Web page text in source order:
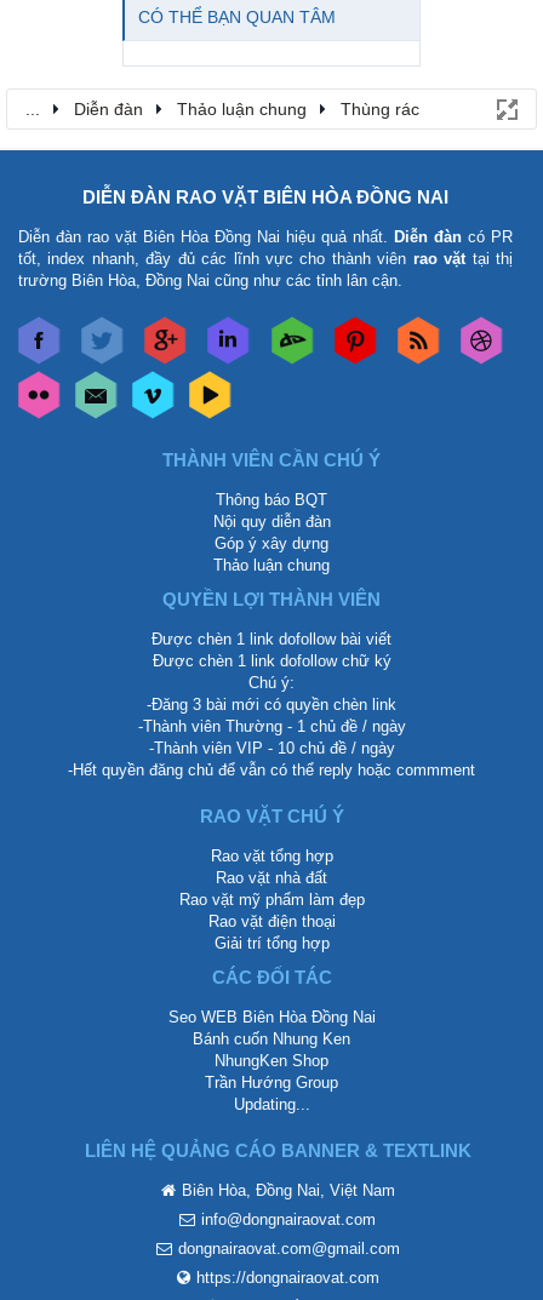
CÓ THỂ BẠN QUAN TÂM
Diễn đàn Thảo luận chung Thùng rác
DIỄN ĐÀN RAO VẶT BIÊN HÒA ĐỒNG NAI
Diễn đàn rao vặt Biên Hòa Đồng Nai hiệu quả nhất. Diễn đàn có PR
tốt, index nhanh, đầy đủ các lĩnh vực cho thành viên rao vặt tại thị
trường Biên Hòa, Đồng Nai cũng như các tỉnh lân cận.
THÀNH VIÊN CẦN CHÚ Ý
Thông báo BQT
Nội quy diễn đàn
Góp ý xây dựng
Thảo luận chung
QUYỀN LỢI THÀNH VIÊN
Được chèn 1 link dofollow bài viết
Được chèn 1 link dofollow chữ ký
Chú ý:
-Đăng 3 bài mới có quyền chèn link
-Thành viên Thường - 1 chủ đề / ngày
-Thành viên VIP - 10 chủ đề / ngày
-Hết quyền đăng chủ để vẫn có thể reply hoặc commment
RAO VẶT CHÚ Ý
Rao vặt tổng hợp
Rao vặt nhà đất
Rao vặt mỹ phẩm làm đẹp
Rao vặt điện thoại
Giải trí tổng hợp
CÁC ĐỐI TÁC
Seo WEB Biên Hòa Đồng Nai
Bánh cuốn Nhung Ken
NhungKen Shop
Trần Hướng Group
Updating...
LIÊN HỆ QUẢNG CÁO BANNER & TEXTLINK
Biên Hòa, Đồng Nai, Việt Nam
info@dongnairaovat.com
dongnairaovat.com@gmail.com
https://dongnairaovat.com